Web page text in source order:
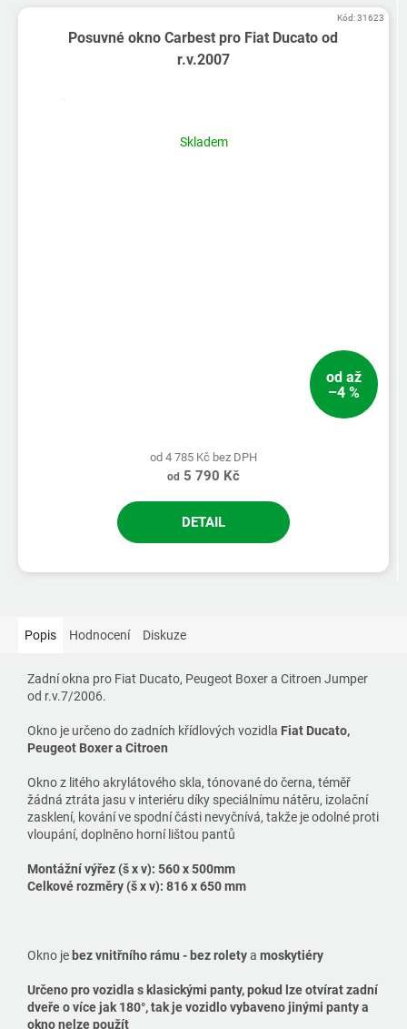
Posuvné okno Carbest pro Fiat Ducato od
r.v.2007
Skladem
od až
–4 %
od 4 785 Kč bez DPH
od 5 790 Kč
DETAIL
Kód:31623
Popis Hodnocení Diskuze
Zadní okna pro Fiat Ducato, Peugeot Boxer a Citroen Jumper
od r.v.7/2006.
Okno je určeno do zadních křídlových vozidla Fiat Ducato,
Peugeot Boxer a Citroen
Okno z litého akrylátového skla, tónované do černa, téměř
žádná ztráta jasu v interiéru díky speciálnímu nátěru, izolační
zasklení, kování ve spodní části nevyčnívá, takže je odolné proti
vloupání, doplněno horní lištou pantů
Montážní výřez (š x v): 560 x 500mm
Celkové rozměry (š x v): 816 x 650 mm
Okno je bez vnitřního rámu - bez roletya moskytiéry
Určeno pro vozidla s klasickými panty, pokud lze otvírat zadní
dveře o více jak 180°, tak je vozidlo vybaveno jinými panty a
okno nelze použít